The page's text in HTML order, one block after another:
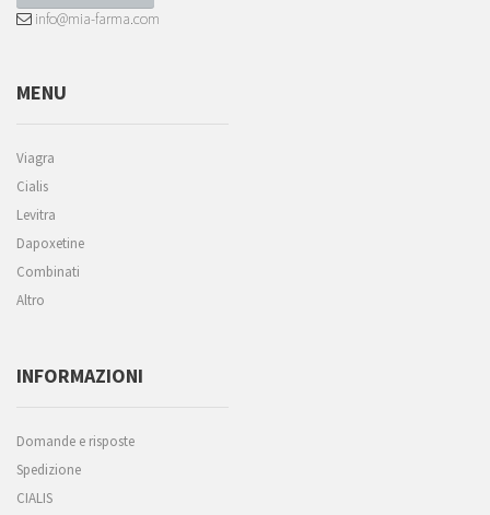
info@mia-farma.com
MENU
Viagra
Cialis
Levitra
Dapoxetine
Combinati
Altro
INFORMAZIONI
Domande e risposte
Spedizione
CIALIS